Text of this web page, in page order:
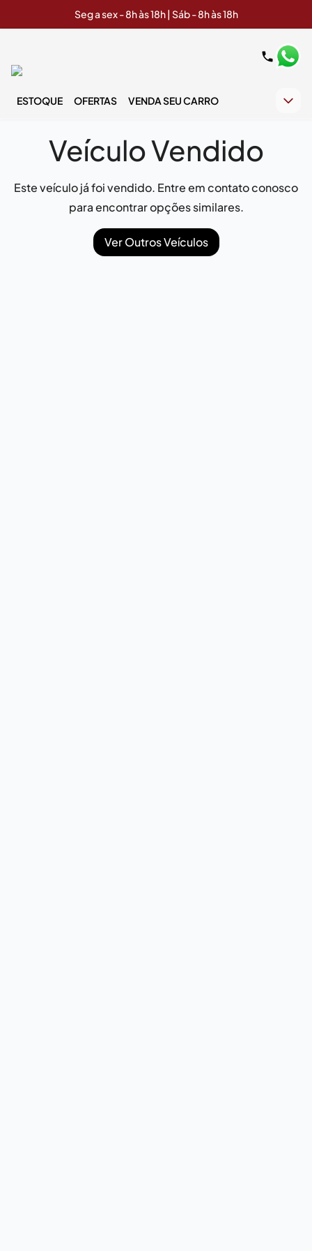
Seg a sex - 8h às 18h | Sáb - 8h às 18h
ESTOQUE OFERTAS VENDA SEU CARRO
Veículo Vendido
Este veículo já foi vendido. Entre em contato conosco
para encontrar opções similares.
Ver Outros Veículos